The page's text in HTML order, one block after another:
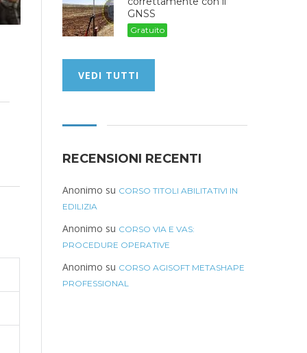
GNSS
Gratuito
VEDI TUTTI
RECENSIONI RECENTI
Anonimo su CORSO TITOLI ABILITATIVI IN
EDILIZIA
Anonimo su CORSO VIA E VAS:
PROCEDURE OPERATIVE
Anonimo su CORSO AGISOFT METASHAPE
PROFESSIONAL